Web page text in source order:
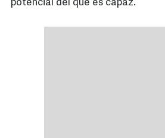
potencial del que es capaz.